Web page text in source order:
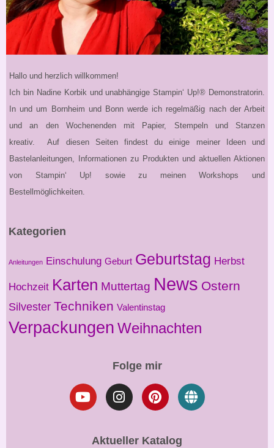
Hallo und herzlich willkommen!
Ich bin Nadine Korbik und unabhängige Stampin‘ Up!® Demonstratorin.
In und um Bornheim und Bonn werde ich regelmäßig nach der Arbeit
und an den Wochenenden mit Papier, Stempeln und Stanzen
kreativ. Auf diesen Seiten findest du einige meiner Ideen und
Bastelanleitungen, Informationen zu Produkten und aktuellen Aktionen
von Stampin‘ Up! sowie zu meinen Workshops und
Bestellmöglichkeiten.
Kategorien
Anleitungen Einschulung Geburt Geburtstag Herbst
Hochzeit Karten Muttertag News Ostern
Silvester Techniken Valentinstag
Verpackungen Weihnachten
Folge mir
Aktueller Katalog